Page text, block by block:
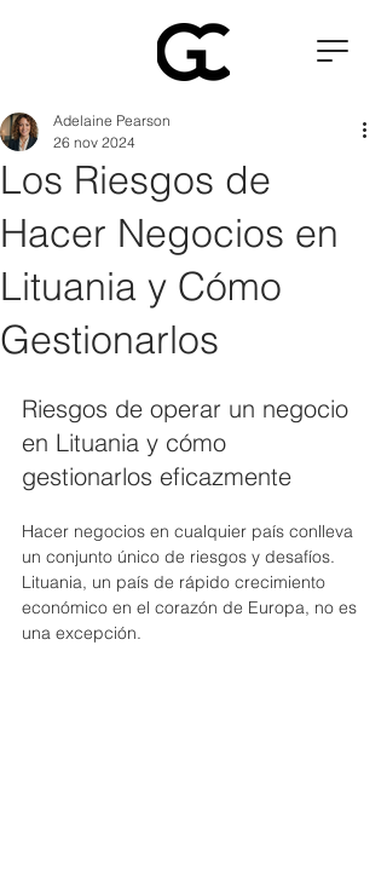
Los Riesgos de
Hacer Negocios en
Lituania y Cómo
Gestionarlos
Adelaine Pearson
26 nov 2024
Riesgos de operar un negocio
en Lituania y cómo
gestionarlos eficazmente
Hacer negocios en cualquier país conlleva
un conjunto único de riesgos y desafíos.
Lituania, un país de rápido crecimiento
económico en el corazón de Europa, no es
una excepción.